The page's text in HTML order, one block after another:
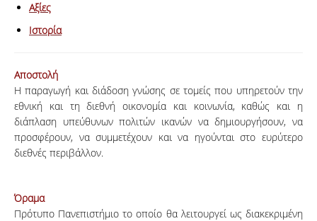
Αξίες
Ιστορία
Αποστολή
Η παραγωγή και διάδοση γνώσης σε τομείς που υπηρετούν την
εθνική και τη διεθνή οικονομία και κοινωνία, καθώς και η
διάπλαση υπεύθυνων πολιτών ικανών να δημιουργήσουν, να
προσφέρουν, να συμμετέχουν και να ηγούνται στο ευρύτερο
διεθνές περιβάλλον.
Όραμα
Πρότυπο Πανεπιστήμιο το οποίο θα λειτουργεί ως διακεκριμένη